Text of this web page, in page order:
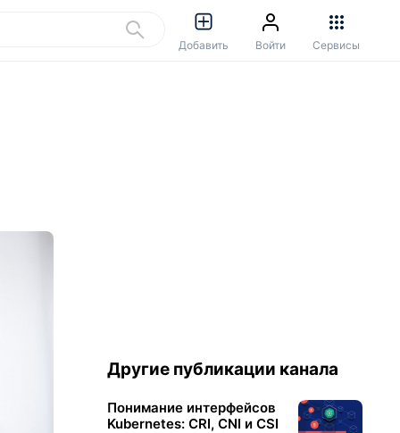
Добавить Войти Сервисы
Другие публикации канала
Понимание интерфейсов
Kubernetes: CRI, CNI и CSI